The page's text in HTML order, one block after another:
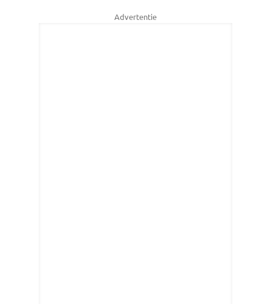
Advertentie